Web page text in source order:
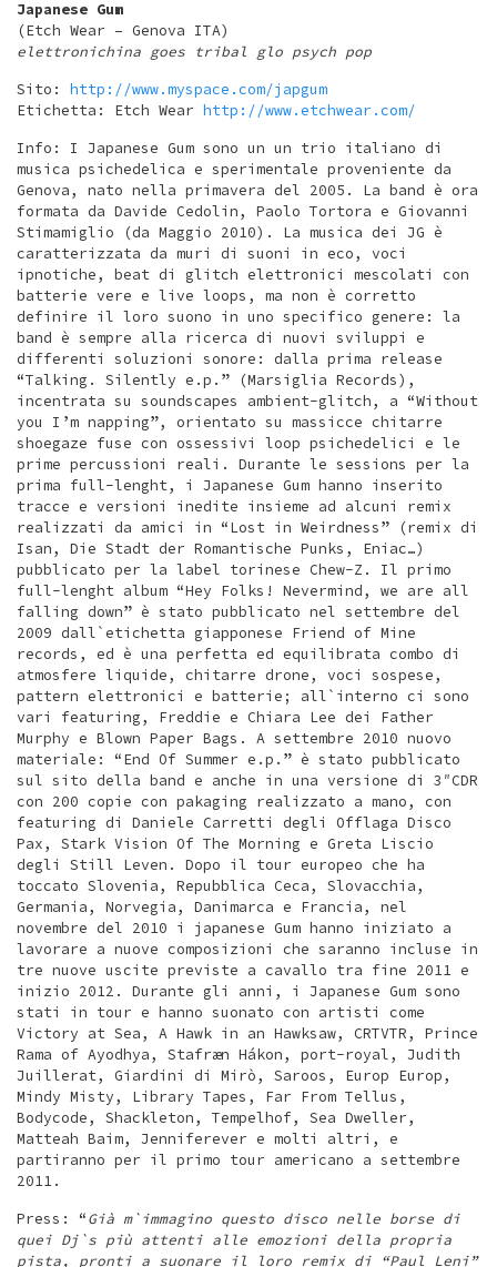
Japanese Gum
(Etch Wear – Genova ITA)
elettronichina goes tribal glo psych pop
Sito: http://www.myspace.com/japgum
Etichetta: Etch Wear http://www.etchwear.com/
Info: I Japanese Gum sono un un trio italiano di
musica psichedelica e sperimentale proveniente da
Genova, nato nella primavera del 2005. La band è ora
formata da Davide Cedolin, Paolo Tortora e Giovanni
Stimamiglio (da Maggio 2010). La musica dei JG è
caratterizzata da muri di suoni in eco, voci
ipnotiche, beat di glitch elettronici mescolati con
batterie vere e live loops, ma non è corretto
definire il loro suono in uno specifico genere: la
band è sempre alla ricerca di nuovi sviluppi e
differenti soluzioni sonore: dalla prima release
“Talking. Silently e.p.” (Marsiglia Records),
incentrata su soundscapes ambient-glitch, a “Without
you I’m napping”, orientato su massicce chitarre
shoegaze fuse con ossessivi loop psichedelici e le
prime percussioni reali. Durante le sessions per la
prima full-lenght, i Japanese Gum hanno inserito
tracce e versioni inedite insieme ad alcuni remix
realizzati da amici in “Lost in Weirdness” (remix di
Isan, Die Stadt der Romantische Punks, Eniac…)
pubblicato per la label torinese Chew-Z. Il primo
full-lenght album “Hey Folks! Nevermind, we are all
falling down” è stato pubblicato nel settembre del
2009 dall`etichetta giapponese Friend of Mine
records, ed è una perfetta ed equilibrata combo di
atmosfere liquide, chitarre drone, voci sospese,
pattern elettronici e batterie; all`interno ci sono
vari featuring, Freddie e Chiara Lee dei Father
Murphy e Blown Paper Bags. A settembre 2010 nuovo
materiale: “End Of Summer e.p.” è stato pubblicato
sul sito della band e anche in una versione di 3″CDR
con 200 copie con pakaging realizzato a mano, con
featuring di Daniele Carretti degli Offlaga Disco
Pax, Stark Vision Of The Morning e Greta Liscio
degli Still Leven. Dopo il tour europeo che ha
toccato Slovenia, Repubblica Ceca, Slovacchia,
Germania, Norvegia, Danimarca e Francia, nel
novembre del 2010 i japanese Gum hanno iniziato a
lavorare a nuove composizioni che saranno incluse in
tre nuove uscite previste a cavallo tra fine 2011 e
inizio 2012. Durante gli anni, i Japanese Gum sono
stati in tour e hanno suonato con artisti come
Victory at Sea, A Hawk in an Hawksaw, CRTVTR, Prince
Rama of Ayodhya, Stafræn Hákon, port-royal, Judith
Juillerat, Giardini di Mirò, Saroos, Europ Europ,
Mindy Misty, Library Tapes, Far From Tellus,
Bodycode, Shackleton, Tempelhof, Sea Dweller,
Matteah Baim, Jenniferever e molti altri, e
partiranno per il primo tour americano a settembre
2011.
Press: “Già m`immagino questo disco nelle borse di
quei Dj`s più attenti alle emozioni della propria
pista, pronti a suonare il loro remix di “Paul Leni”